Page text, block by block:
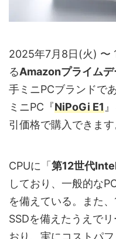
2025年7月8日(火) 〜
るAmazonプライムデ
手ミニPCブランドで
ミニPC『NiPoGi E1
引価格で購入できます
CPUに「 第12世代
しており、一般的な
を備えている。また
SSDを備えたうえで
おり、実にコストパ